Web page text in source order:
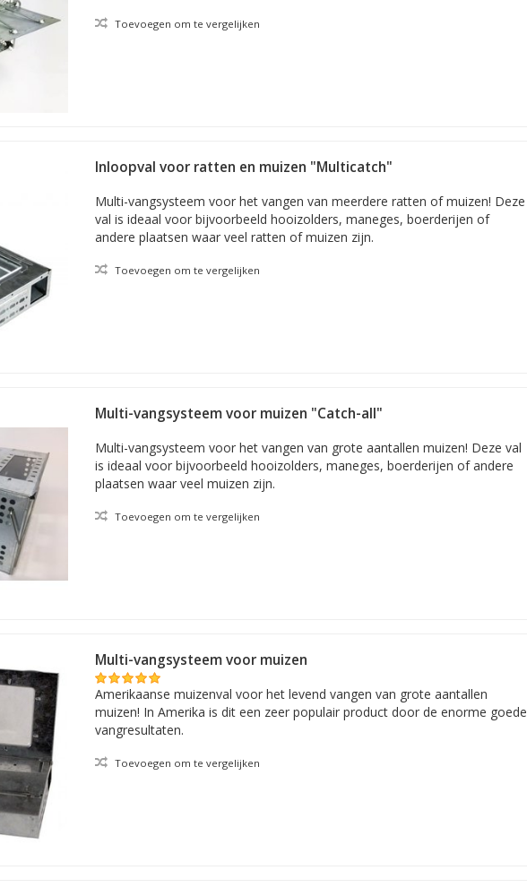
Toevoegen om te vergelijken
Inloopval voor ratten en muizen "Multicatch"
Multi-vangsysteem voor het vangen van meerdere ratten of muizen! Deze
val is ideaal voor bijvoorbeeld hooizolders, maneges, boerderijen of
andere plaatsen waar veel ratten of muizen zijn.
Toevoegen om te vergelijken
Multi-vangsysteem voor muizen "Catch-all"
Multi-vangsysteem voor het vangen van grote aantallen muizen! Deze val
is ideaal voor bijvoorbeeld hooizolders, maneges, boerderijen of andere
plaatsen waar veel muizen zijn.
Toevoegen om te vergelijken
Multi-vangsysteem voor muizen
Amerikaanse muizenval voor het levend vangen van grote aantallen
muizen! In Amerika is dit een zeer populair product door de enorme goede
vangresultaten.
Toevoegen om te vergelijken